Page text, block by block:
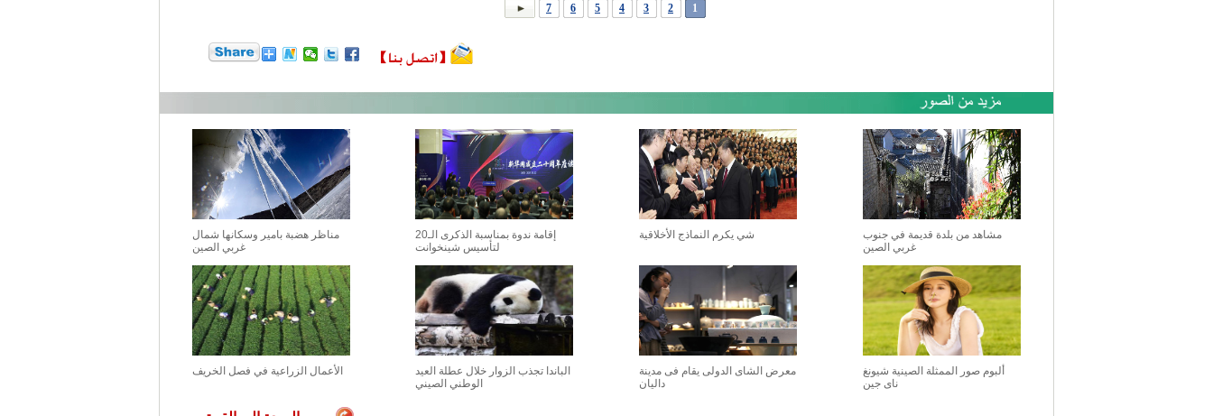
1
2
3
4
5
6
7
مشاهد من بلدة قديمة في جنوب
غربي الصين
شي يكرم النماذج الأخلاقية
إقامة ندوة بمناسبة الذكرى الـ20
لتأسيس شينخوانت
مناظر هضبة بامير وسكانها شمال
غربي الصين
ألبوم صور الممثلة الصينية شيونغ
ناى جين
معرض الشاى الدولى يقام فى مدينة
داليان
الباندا تجذب الزوار خلال عطلة العيد
الوطني الصيني
الأعمال الزراعية في فصل الخريف